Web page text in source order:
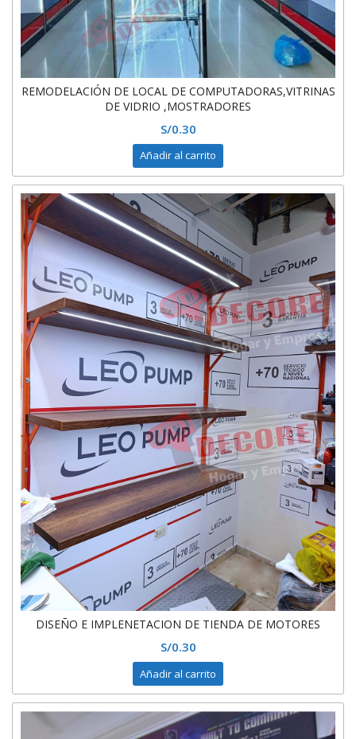
REMODELACIÓN DE LOCAL DE COMPUTADORAS,VITRINAS
DE VIDRIO ,MOSTRADORES
S/0.30
Añadir al carrito
DISEÑO E IMPLENETACION DE TIENDA DE MOTORES
S/0.30
Añadir al carrito